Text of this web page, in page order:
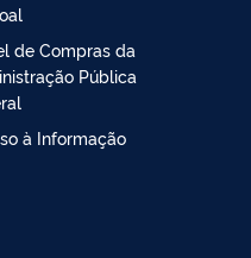
de Compras da
Pública
à Informação